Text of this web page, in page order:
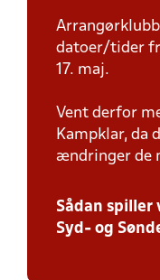
datoer/tider
17. maj.
Vent derfor
Kampklar, da
ændringer de
Sådan spiller
Syd- og